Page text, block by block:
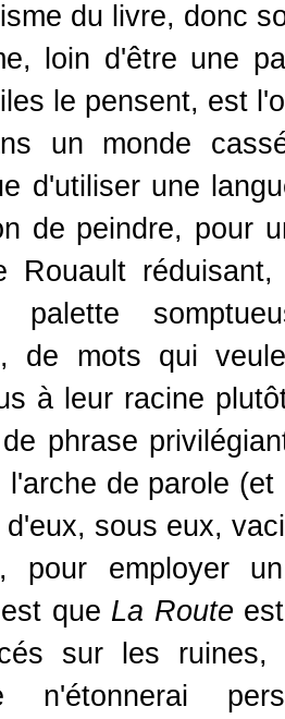
du livre, donc
loin d'être une
le pensent, est
un monde
d'utiliser une
de peindre, pour
Rouault
de mots qui
à leur racine
phrase
l'arche de parole
sous eux,
pour employer
que La Route
sur les
n'étonnerai